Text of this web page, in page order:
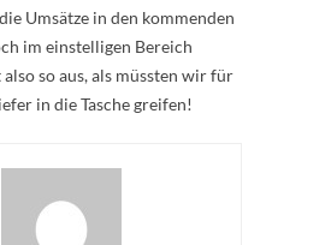
Umsätze in den kommenden
im einstelligen Bereich
also so aus, als müssten wir für
in die Tasche greifen!